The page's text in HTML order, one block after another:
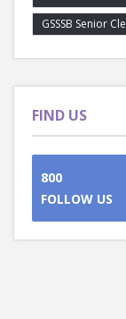
GSSSB Senior
FIND US
800
FOLLOW US